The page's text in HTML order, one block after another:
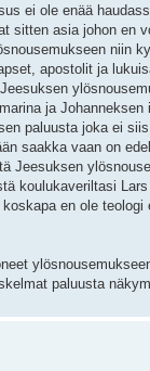
ei ole enää
sitten asia johon en
niin
apostolit ja
ja
paluusta joka ei
saakka vaan on
Jeesuksen
koulukaveriltasi
en ole
paluusta